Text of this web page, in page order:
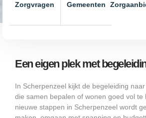
Zorgvragen Gemeenten
Een eigen plek met
In Scherpenzeel kijkt de begeleiding
die samen bepalen of wonen goed vol te
nieuwe stappen in Scherpenzeel wordt